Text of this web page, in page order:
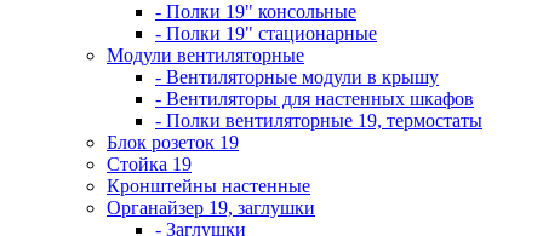
- Полки 19" консольные
- Полки 19" стационарные
Модули вентиляторные
- Вентиляторные модули в крышу
- Вентиляторы для настенных шкафов
- Полки вентиляторные 19, термостаты
Блок розеток 19
Стойка 19
Кронштейны настенные
Органайзер 19, заглушки
- Заглушки